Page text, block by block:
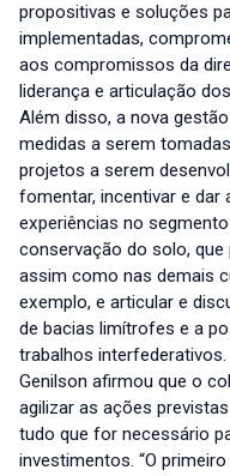
propositivas e soluções
implementadas,
aos compromissos da
liderança e articulação
Além disso, a nova
medidas a serem
projetos a serem
fomentar, incentivar e dar
experiências no
conservação do solo,
assim como nas demais
exemplo, e articular e
de bacias limítrofes e a
trabalhos interfederativos.
Genilson afirmou que o
agilizar as ações
tudo que for necessário
investimentos. “O